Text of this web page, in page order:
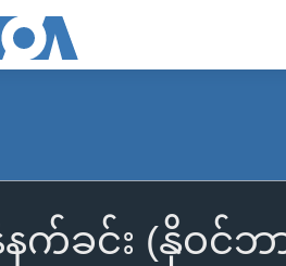
နက်ခင်း (နိုဝင်